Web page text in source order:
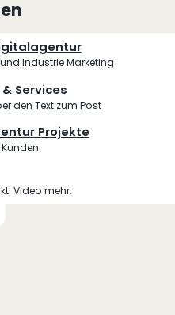
Industrie Marketing
Services
den Text zum Post
Projekte
Video mehr.